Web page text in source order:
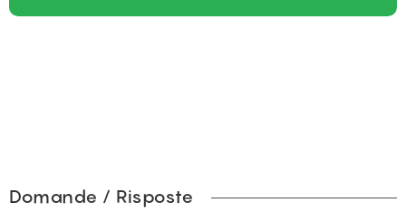
Domande / Risposte